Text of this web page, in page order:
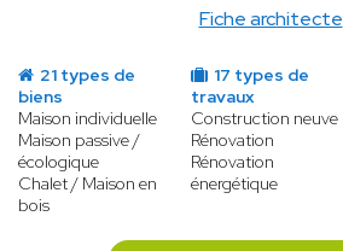
Fiche architecte
21 types de
biens
Maison individuelle
Maison passive /
écologique
Chalet / Maison en
bois
17 types de
travaux
Construction neuve
Rénovation
Rénovation
énergétique